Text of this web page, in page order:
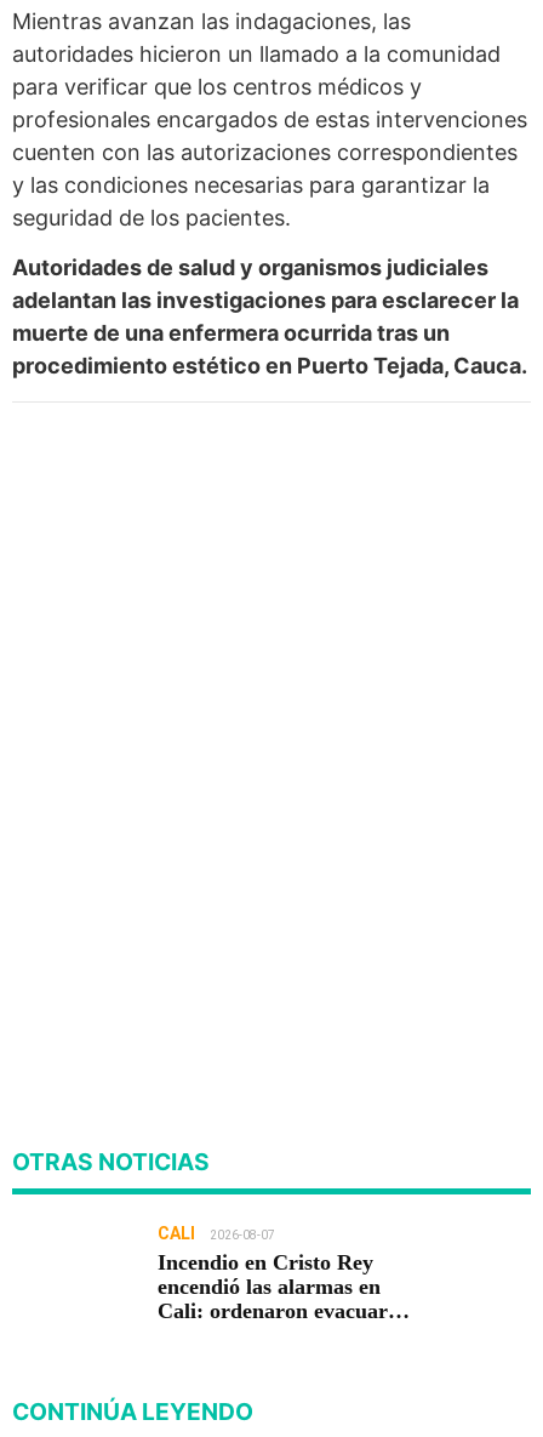
Mientras avanzan las indagaciones, las
autoridades hicieron un llamado a la comunidad
para verificar que los centros médicos y
profesionales encargados de estas intervenciones
cuenten con las autorizaciones correspondientes
y las condiciones necesarias para garantizar la
seguridad de los pacientes.
Autoridades de salud y organismos judiciales
adelantan las investigaciones para esclarecer la
muerte de una enfermera ocurrida tras un
procedimiento estético en Puerto Tejada, Cauca.
OTRAS NOTICIAS
CALI 2026-08-07
Incendio en Cristo Rey
encendió las alarmas en
Cali: ordenaron evacuar
CONTINÚA LEYENDO